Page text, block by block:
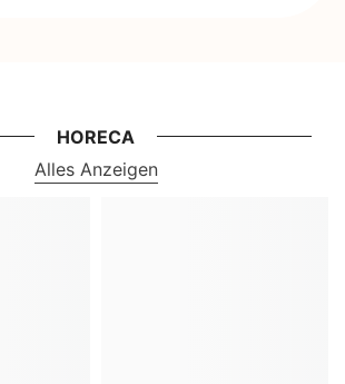
HORECA
Alles Anzeigen